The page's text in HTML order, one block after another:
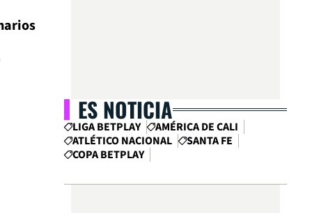
ES NOTICIA
LIGA BETPLAY
AMÉRICA DE CALI
ATLÉTICO NACIONAL
SANTA FE
COPA BETPLAY